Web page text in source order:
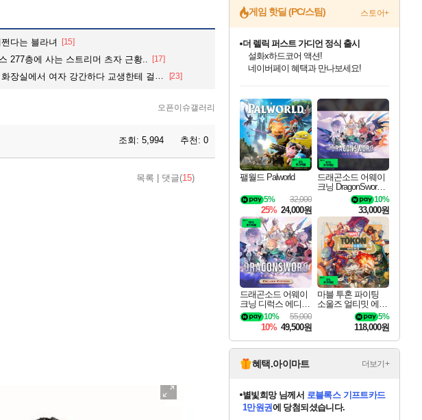
다는 블라녀 [15]
277층에 사는 스트리머 츠자 근황.. [17]
장실에서 여자 강간하다 교생한테 걸린 일진. [23]
오픈이슈갤러리
조회: 5,994 추천: 0
목록 댓글(15)
게임 핫딜 (PC/스팀) 스토어+
최대 90% 할인가를 만나보세요!
네이버혜택과 함께 만나보세요!
50%할인&추가 적립까지!
네이버 포인트 혜택까지!
이니&베니 혜택까지!
네이버 혜택가와 함께 예약하세요!
할인&네이버혜택으로 만나보세요!
네이버페이 혜택과 만나보세요!
베데스다 40주년 기념 할인 중!
베데스다의 명작들을
40주년 프로모션으로 만나보세요!
할인가에 만나보세요!
일부 에디션 상시 할인!
혜택으로 예약 판매 중
편안하게 충전하세요
팰월드 Palworld
32,000
5%
25% 24,000원
드래곤소드 어웨이
크닝 DragonSword A
10%
33,000원
드래곤소드 어웨이
크닝 디럭스 에디션
DragonSword Awake
ning Deluxe Edition
55,000
10%
10% 49,500원
마블 투혼 파이팅
소울즈 얼티밋 에디
션 MARVEL Tokon
Fighting Souls Ultima
5%
118,000원
혜택.아이마트 더보기+
별빛희망님께서 로블록스 기프트카드
1만원권에 당첨되셨습니다.